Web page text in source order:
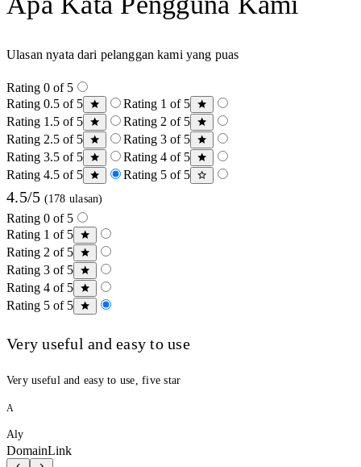
Ulasan nyata dari pelanggan kami yang puas
Rating 0 of 5
Rating 0.5 of 5
Rating 1 of 5
Rating 1.5 of 5
Rating 2 of 5
Rating 2.5 of 5
Rating 3 of 5
Rating 3.5 of 5
Rating 4 of 5
Rating 4.5 of 5
Rating 5 of 5
4.5/5 (178 ulasan)
Rating 0 of 5
Rating 1 of 5
Rating 2 of 5
Rating 3 of 5
Rating 4 of 5
Rating 5 of 5
Very useful and easy to use
Very useful and easy to use, five star
A
Aly
DomainLink